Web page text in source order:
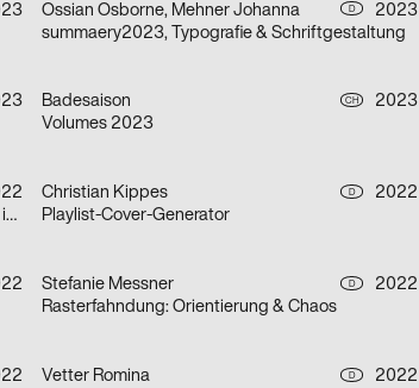
Ossian Osborne, Mehner Johanna D
2023
summaery2023, Typografie & Schriftgestaltung
Badesaison CH
2023
Volumes 2023
Ausstellungsplakate für SPOILER Aktionsraum in Berlin
Christian Kippes D
2022
Playlist-Cover-Generator
Stefanie Messner D
2022
Rasterfahndung: Orientierung & Chaos
Vetter Romina D
2022